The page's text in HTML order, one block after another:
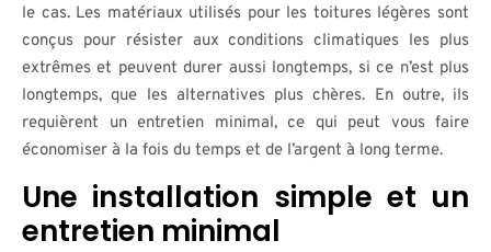
le cas. Les matériaux utilisés pour les toitures légères sont
conçus pour résister aux conditions climatiques les plus
extrêmes et peuvent durer aussi longtemps, si ce n’est plus
longtemps, que les alternatives plus chères. En outre, ils
requièrent un entretien minimal, ce qui peut vous faire
économiser à la fois du temps et de l’argent à long terme.
Une installation simple et un
entretien minimal